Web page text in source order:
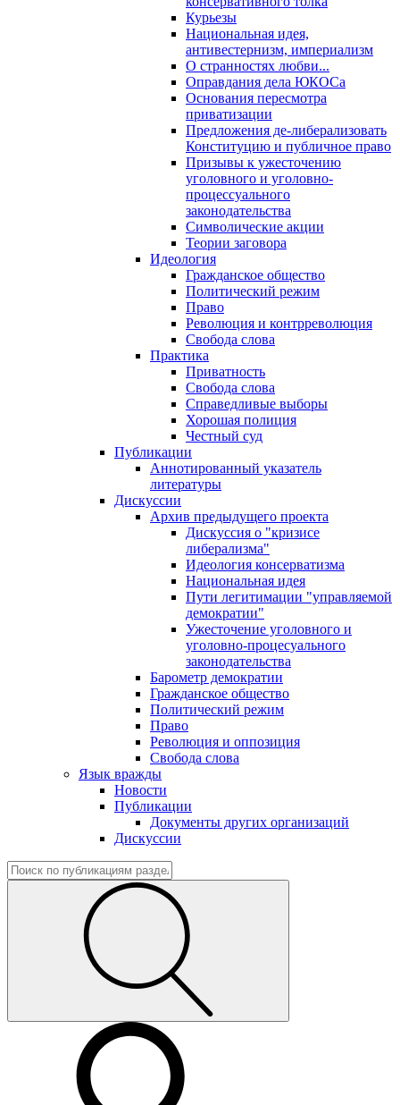
Курьезы
Национальная идея,
антивестернизм, империализм
О странностях любви...
Оправдания дела ЮКОСа
Основания пересмотра
приватизации
Предложения де-либерализовать
Конституцию и публичное право
Призывы к ужесточению
уголовного и уголовно-
процессуального
законодательства
Символические акции
Теории заговора
Идеология
Гражданское общество
Политический режим
Право
Революция и контрреволюция
Свобода слова
Практика
Приватность
Свобода слова
Справедливые выборы
Хорошая полиция
Честный суд
Публикации
Аннотированный указатель
литературы
Дискуссии
Архив предыдущего проекта
Дискуссия о "кризисе
либерализма"
Идеология консерватизма
Национальная идея
Пути легитимации "управляемой
демократии"
Ужесточение уголовного и
уголовно-процесуального
законодательства
Барометр демократии
Гражданское общество
Политический режим
Право
Революция и оппозиция
Свобода слова
Язык вражды
Новости
Публикации
Документы других организаций
Дискуссии